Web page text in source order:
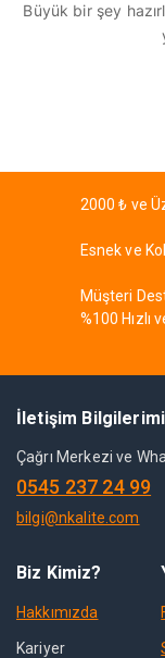
Büyük bir şey
2000 ₺ ve
Esnek ve
Müşteri
%100 Hızlı
İletişim
Çağrı Merkezi ve
0545 237 24 99
bilgi@nkalite.com
Biz Kimiz?
Hakkımızda
Kariyer